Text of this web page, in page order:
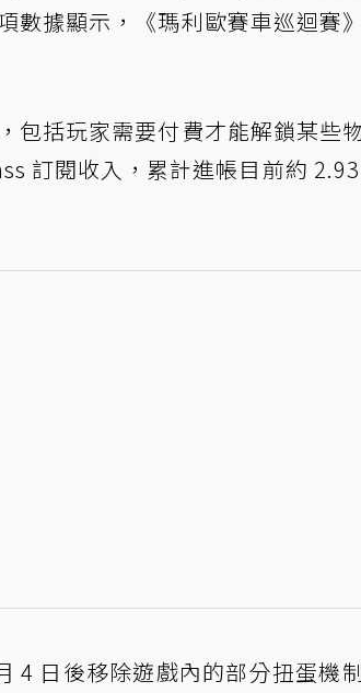
數據顯示，《瑪利歐賽車巡迴賽
包括玩家需要付費才能解鎖某些
訂閱收入，累計進帳目前約
4 日後移除遊戲內的部分扭蛋機